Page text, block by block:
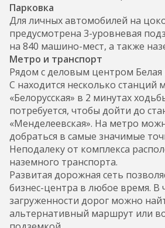
Парковка
Для личных автомобилей на
предусмотрена 3-уровневая
на 840 машино-мест, а также
Метро и транспорт
Рядом с деловым центром
С находится несколько станций
«Белорусская» в 2 минутах
потребуется, чтобы дойти до
«Менделеевская». На метро
добраться в самые значимые
Неподалеку от комплекса
наземного транспорта.
Развитая дорожная сеть
бизнес-центра в любое время. В
загруженности дорог можно
альтернативный маршрут или